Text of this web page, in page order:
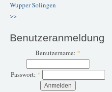
WupperSolingen
>>
Benutzeranmeldung
Benutzername: *
Passwort: *